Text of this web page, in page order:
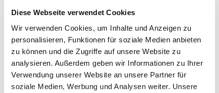
Diese Webseite verwendet Cookies
Wir verwenden Cookies, um Inhalte und Anzeigen zu
personalisieren, Funktionen für soziale Medien anbieten
zu können und die Zugriffe auf unsere Website zu
analysieren. Außerdem geben wir Informationen zu Ihrer
Verwendung unserer Website an unsere Partner für
soziale Medien, Werbung und Analysen weiter. Unsere
Veränderungen in Gang zu bringen.
– Website Autor*in
Verlag: Brot und Spiele Verlag